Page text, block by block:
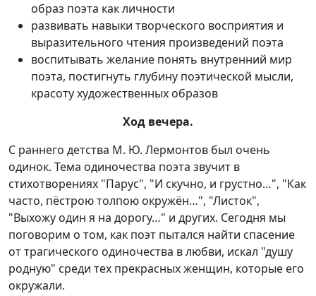
образ поэта как личности
развивать навыки творческого восприятия и
выразительного чтения произведений поэта
воспитывать желание понять внутренний мир
поэта, постигнуть глубину поэтической мысли,
красоту художественных образов
Ход вечера.
С раннего детства М. Ю. Лермонтов был очень
одинок. Тема одиночества поэта звучит в
стихотворениях "Парус", "И скучно, и грустно…", "Как
часто, пёстрою толпою окружён…", "Листок",
"Выхожу один я на дорогу…" и других. Сегодня мы
поговорим о том, как поэт пытался найти спасение
от трагического одиночества в любви, искал "душу
родную" среди тех прекрасных женщин, которые его
окружали.